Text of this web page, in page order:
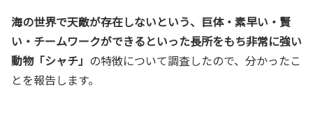
海の世界で天敵が存在しないという、巨体・素早い・賢
い・チームワークができるといった長所をもち非常に強い
動物「シャチ」 の特徴について調査したので、分かったこ
とを報告します。